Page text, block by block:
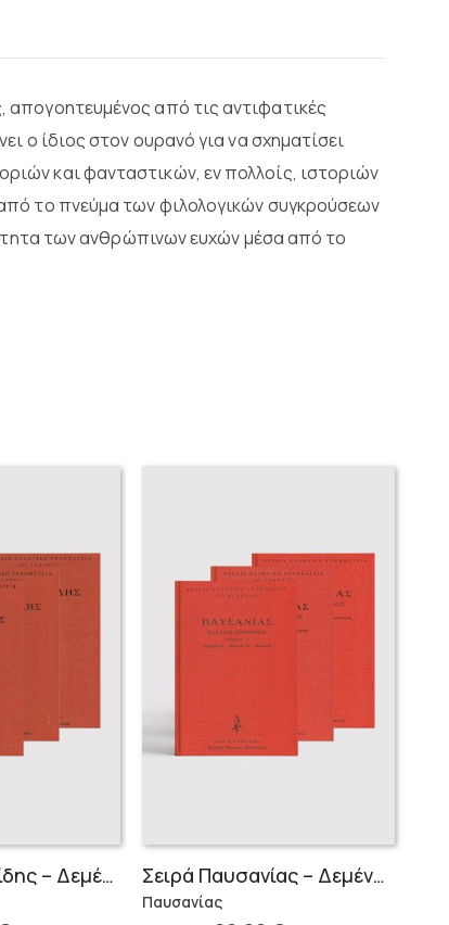
από τις αντιφατικές
ο ίδιος στον ουρανό για να σχηματίσει
και φανταστικών, εν πολλοίς, ιστοριών
το πνεύμα των φιλολογικών συγκρούσεων
των ανθρώπινων ευχών μέσα από το
Σειρά Θουκυδίδης – Δεμένο (4 τόμοι) Σειρά Παυσανίας – Δεμένο (3 τόμοι)
Παυσανίας